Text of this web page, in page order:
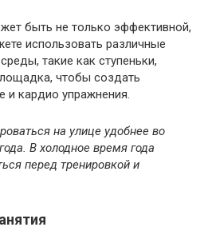
быть не только эффективной,
использовать различные
такие как ступеньки,
чтобы создать
и кардио упражнения.
на улице удобнее во
В холодное время года
перед тренировкой и